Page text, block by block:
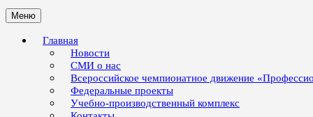
Меню
Главная
Новости
СМИ о нас
Всероссийское чемпионатное движение
Федеральные проекты
Учебно-производственный комплекс